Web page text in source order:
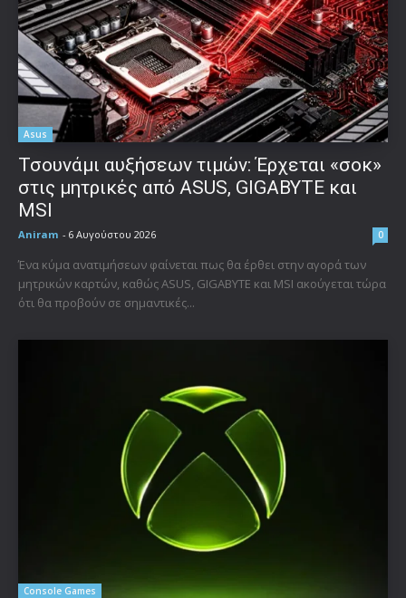
Asus
Τσουνάμι αυξήσεων τιμών: Έρχεται «σοκ»
στις μητρικές από ASUS, GIGABYTE και
MSI
Aniram - 6 Αυγούστου 2026 0
Ένα κύμα ανατιμήσεων φαίνεται πως θα έρθει στην αγορά των
μητρικών καρτών, καθώς ASUS, GIGABYTE και MSI ακούγεται τώρα
ότι θα προβούν σε σημαντικές...
Console Games